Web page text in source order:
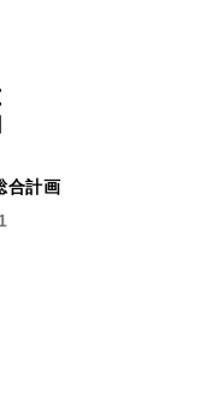
合計画